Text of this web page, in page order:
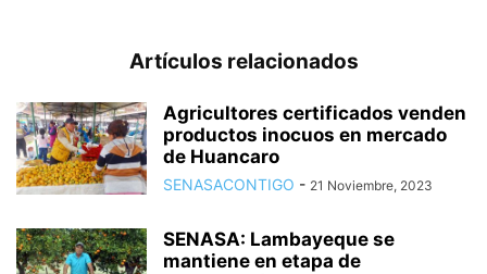
Artículos relacionados
Agricultores certificados venden
productos inocuos en mercado
de Huancaro
SENASACONTIGO - 21 Noviembre, 2023
SENASA: Lambayeque se
mantiene en etapa de